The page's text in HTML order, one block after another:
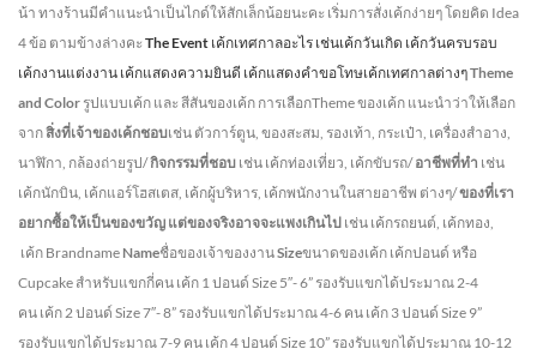
น้า ทางร้านมีคำแนะนำเป็นไกด์ให้สักเล็กน้อยนะคะ เริ่มการสั่งเค้กง่ายๆ โดยคิด Idea
4 ข้อ ตามข้างล่างคะ The Event เค้กเทศกาลอะไร เช่นเค้กวันเกิด เค้กวันครบรอบ
เค้กงานแต่งงาน เค้กแสดงความยินดี เค้กแสดงคำขอโทษเค้กเทศกาลต่างๆTheme
and Color รูปแบบเค้ก และ สีสันของเค้ก การเลือกTheme ของเค้ก แนะนำว่าให้เลือก
จากสิ่งที่เจ้าของเค้กชอบเช่น ตัวการ์ตูน, ของสะสม, รองเท้า, กระเป๋า, เครื่องสำอาง,
นาฬิกา, กล้องถ่ายรูป/กิจกรรมที่ชอบ เช่น เค้กท่องเที่ยว, เค้กขับรถ/อาชีพที่ทำ เช่น
เค้กนักบิน, เค้กแอร์โฮสเตส, เค้กผู้บริหาร, เค้กพนักงานในสายอาชีพ ต่างๆ/ของที่เรา
อยากซื้อให้เป็นของขวัญ แต่ของจริงอาจจะแพงเกินไป เช่น เค้กรถยนต์, เค้กทอง,
เค้ก Brandname Nameชื่อของเจ้าของงานSizeขนาดของเค้ก เค้กปอนด์ หรือ
Cupcake สำหรับแขกกี่คน เค้ก 1 ปอนด์ Size 5″- 6” รองรับแขกได้ประมาณ 2-4
คน เค้ก 2 ปอนด์ Size 7″- 8” รองรับแขกได้ประมาณ 4-6 คน เค้ก 3 ปอนด์ Size 9”
รองรับแขกได้ประมาณ 7-9 คน เค้ก 4 ปอนด์ Size 10” รองรับแขกได้ประมาณ 10-12